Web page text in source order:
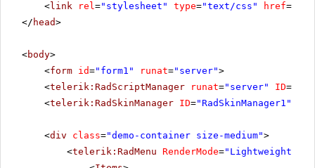
<link rel="stylesheet" type="text/css" href=
</ head>
<body>
<form id="form1" runat="server">
<telerik:RadScriptManager runat="server" ID=
<telerik:RadSkinManager ID="RadSkinManager1"
<div class="demo-container size-medium">
<telerik:RadMenu RenderMode="Lightweight"